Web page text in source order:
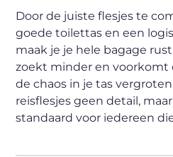
Door de juiste flesjes te
goede toilettas en een
maak je je hele bagage
zoekt minder en voorkomt
de chaos in je tas
reisflesjes geen detail,
standaard voor iedereen